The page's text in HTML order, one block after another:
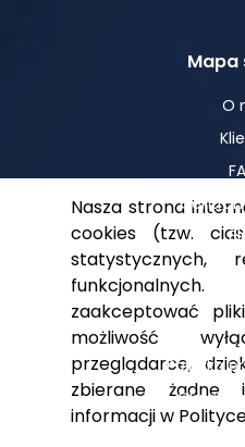
Mapa
O
Polityka
Dla
Nasza strona
cookies (tzw.
statystycznych,
zaakceptować
możliwość
przeglądarce,
zbierane żadne
informacji w